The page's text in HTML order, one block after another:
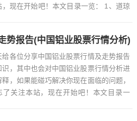
，现在开始吧！本文目录一览： 1、道琼
势报告(中国铝业股票行情分析)
给各位分享中国铝业股票行情及走势报告
识，其中也会对中国铝业股票行情分析进
释，如果能碰巧解决你现在面临的问题，
了关注本站，现在开始吧！本文目录一